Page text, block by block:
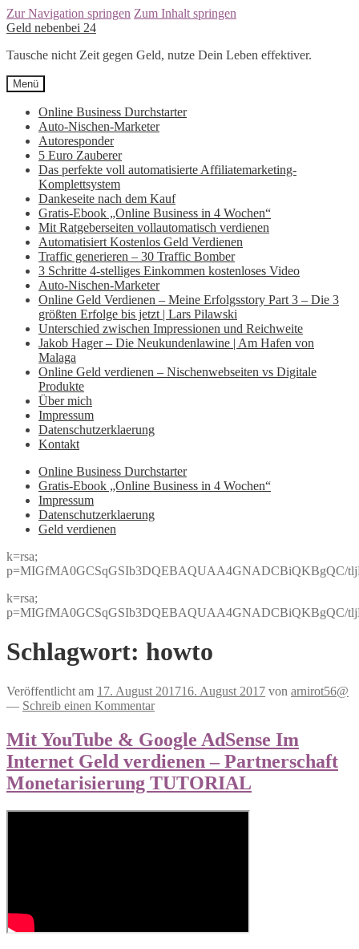
Zur Navigation springen Zum Inhalt springen
Geld nebenbei 24
Tausche nicht Zeit gegen Geld, nutze Dein Leben effektiver.
Menü
Online Business Durchstarter
Auto-Nischen-Marketer
Autoresponder
5 Euro Zauberer
Das perfekte voll automatisierte Affiliatemarketing-
Komplettsystem
Dankeseite nach dem Kauf
Gratis-Ebook „Online Business in 4 Wochen“
Mit Ratgeberseiten vollautomatisch verdienen
Automatisiert Kostenlos Geld Verdienen
Traffic generieren – 30 Traffic Bomber
3 Schritte 4-stelliges Einkommen kostenloses Video
Auto-Nischen-Marketer
Online Geld Verdienen – Meine Erfolgsstory Part 3 – Die 3
größten Erfolge bis jetzt | Lars Pilawski
Unterschied zwischen Impressionen und Reichweite
Jakob Hager – Die Neukundenlawine | Am Hafen von
Malaga
Online Geld verdienen – Nischenwebseiten vs Digitale
Produkte
Über mich
Impressum
Datenschutzerklaerung
Kontakt
Online Business Durchstarter
Gratis-Ebook „Online Business in 4 Wochen“
Impressum
Datenschutzerklaerung
Geld verdienen
k=rsa;
p=MIGfMA0GCSqGSIb3DQEBAQUAA4GNADCBiQKBgQC/
k=rsa;
p=MIGfMA0GCSqGSIb3DQEBAQUAA4GNADCBiQKBgQC/
Schlagwort: howto
Veröffentlicht am 17. August 201716. August 2017 von arnirot56@
— Schreib einen Kommentar
Mit YouTube & Google AdSense Im
Internet Geld verdienen – Partnerschaft
Monetarisierung TUTORIAL